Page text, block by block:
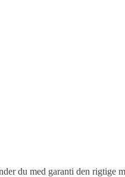
du med garanti den rigtige